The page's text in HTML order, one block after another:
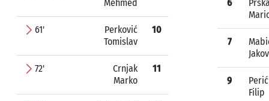
Mehmed
61'
Perković
Tomislav
10
72'
Crnjak
Marko
11
6
7
Jakov
9
Perić
Filip